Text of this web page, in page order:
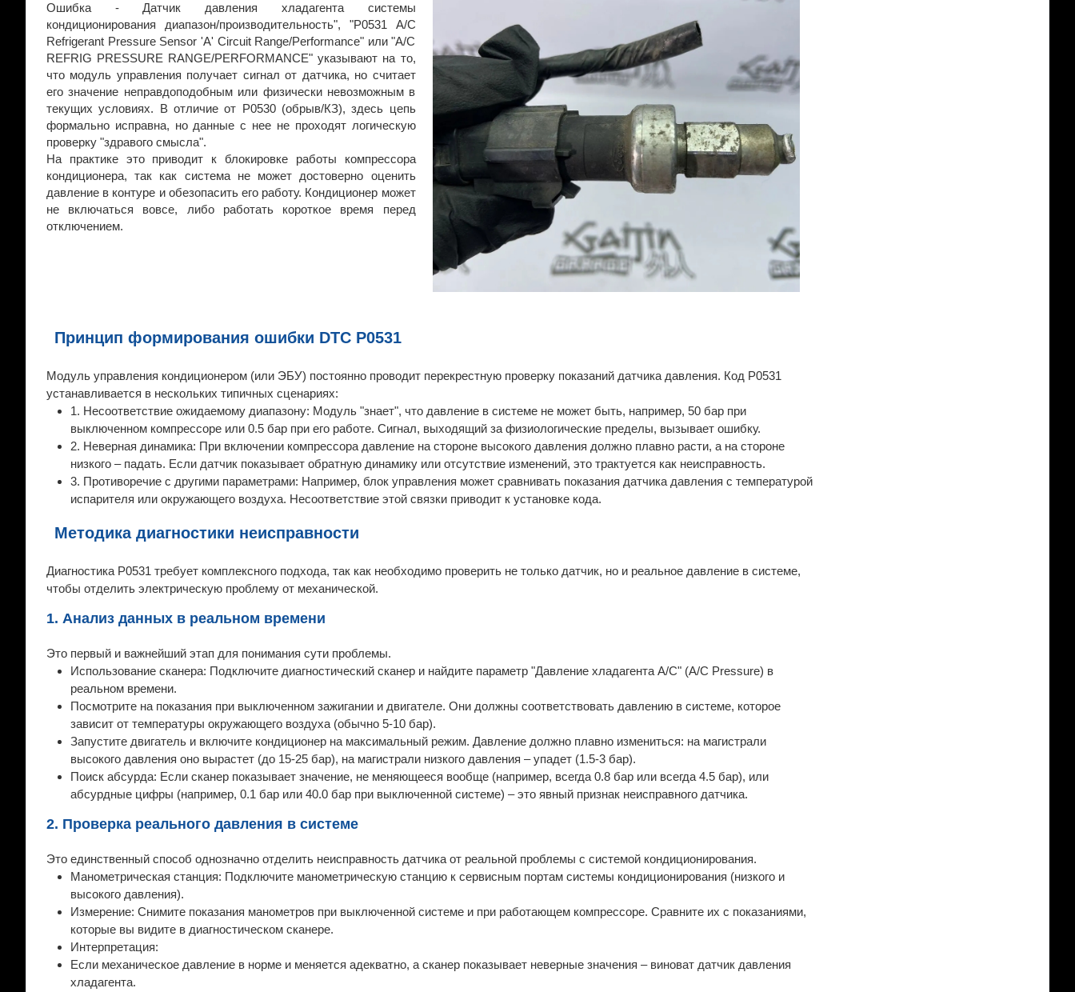
Ошибка - Датчик давления хладагента системы
кондиционирования диапазон/производительность", "P0531 A/C
Refrigerant Pressure Sensor 'A' Circuit Range/Performance" или "A/C
REFRIG PRESSURE RANGE/PERFORMANCE" указывают на то,
что модуль управления получает сигнал от датчика, но считает
его значение неправдоподобным или физически невозможным в
текущих условиях. В отличие от P0530 (обрыв/КЗ), здесь цепь
формально исправна, но данные с нее не проходят логическую
проверку "здравого смысла".
На практике это приводит к блокировке работы компрессора
кондиционера, так как система не может достоверно оценить
давление в контуре и обезопасить его работу. Кондиционер может
не включаться вовсе, либо работать короткое время перед
отключением.
Принцип формирования ошибки DTC P0531
Модуль управления кондиционером (или ЭБУ) постоянно проводит перекрестную проверку показаний датчика давления. Код P0531
устанавливается в нескольких типичных сценариях:
1. Несоответствие ожидаемому диапазону: Модуль "знает", что давление в системе не может быть, например, 50 бар при
выключенном компрессоре или 0.5 бар при его работе. Сигнал, выходящий за физиологические пределы, вызывает ошибку.
2. Неверная динамика: При включении компрессора давление на стороне высокого давления должно плавно расти, а на стороне
низкого – падать. Если датчик показывает обратную динамику или отсутствие изменений, это трактуется как неисправность.
3. Противоречие с другими параметрами: Например, блок управления может сравнивать показания датчика давления с температурой
испарителя или окружающего воздуха. Несоответствие этой связки приводит к установке кода.
Методика диагностики неисправности
Диагностика P0531 требует комплексного подхода, так как необходимо проверить не только датчик, но и реальное давление в системе,
чтобы отделить электрическую проблему от механической.
1. Анализ данных в реальном времени
Это первый и важнейший этап для понимания сути проблемы.
Использование сканера: Подключите диагностический сканер и найдите параметр "Давление хладагента A/C" (A/C Pressure) в
реальном времени.
Посмотрите на показания при выключенном зажигании и двигателе. Они должны соответствовать давлению в системе, которое
зависит от температуры окружающего воздуха (обычно 5-10 бар).
Запустите двигатель и включите кондиционер на максимальный режим. Давление должно плавно измениться: на магистрали
высокого давления оно вырастет (до 15-25 бар), на магистрали низкого давления – упадет (1.5-3 бар).
Поиск абсурда: Если сканер показывает значение, не меняющееся вообще (например, всегда 0.8 бар или всегда 4.5 бар), или
абсурдные цифры (например, 0.1 бар или 40.0 бар при выключенной системе) – это явный признак неисправного датчика.
2. Проверка реального давления в системе
Это единственный способ однозначно отделить неисправность датчика от реальной проблемы с системой кондиционирования.
Манометрическая станция: Подключите манометрическую станцию к сервисным портам системы кондиционирования (низкого и
высокого давления).
Измерение: Снимите показания манометров при выключенной системе и при работающем компрессоре. Сравните их с показаниями,
которые вы видите в диагностическом сканере.
Интерпретация:
Если механическое давление в норме и меняется адекватно, а сканер показывает неверные значения – виноват датчик давления
хладагента.